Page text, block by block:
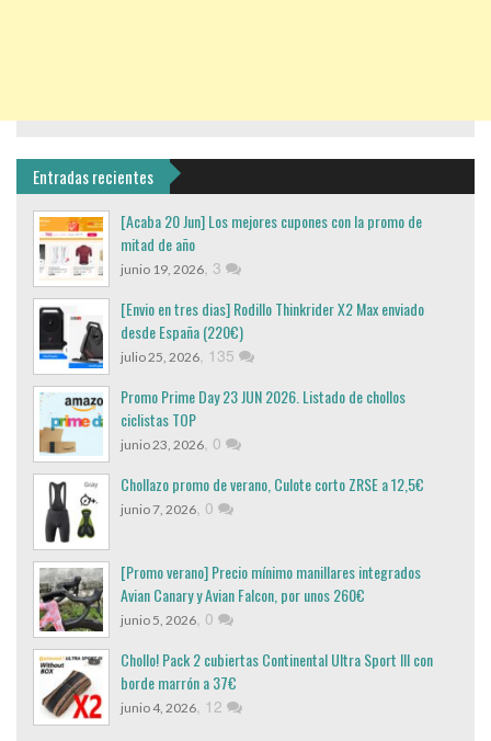
Entradas recientes
[Acaba 20 Jun] Los mejores cupones con la promo de
mitad de año
junio 19, 2026 3
[Envio en tres dias] Rodillo Thinkrider X2 Max enviado
desde España (220€)
julio 25, 2026 135
Promo Prime Day 23 JUN 2026. Listado de chollos
ciclistas TOP
junio 23, 2026 0
Chollazo promo de verano, Culote corto ZRSE a 12,5€
junio 7, 2026 0
[Promo verano] Precio mínimo manillares integrados
Avian Canary y Avian Falcon, por unos 260€
junio 5, 2026 0
Chollo! Pack 2 cubiertas Continental Ultra Sport III con
borde marrón a 37€
junio 4, 2026 12